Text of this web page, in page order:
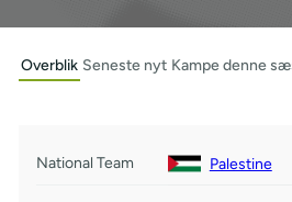
Overblik Seneste nyt Kampe denne
National Team Palestine